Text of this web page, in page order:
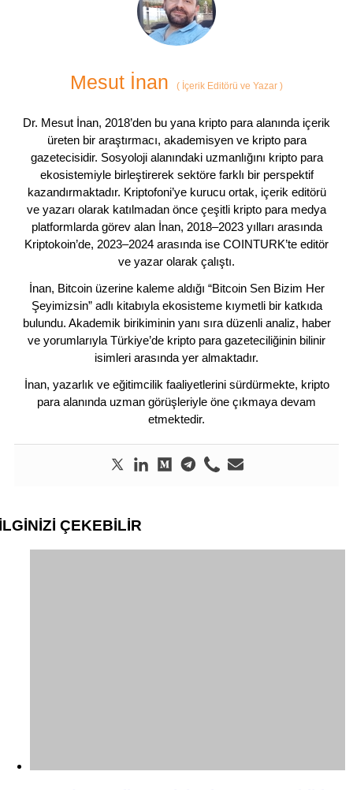
Mesut İnan ( İçerik Editörü ve Yazar )
Dr. Mesut İnan, 2018’den bu yana kripto para alanında içerik
üreten bir araştırmacı, akademisyen ve kripto para
gazetecisidir. Sosyoloji alanındaki uzmanlığını kripto para
ekosistemiyle birleştirerek sektöre farklı bir perspektif
kazandırmaktadır. Kriptofoni’ye kurucu ortak, içerik editörü
ve yazarı olarak katılmadan önce çeşitli kripto para medya
platformlarda görev alan İnan, 2018–2023 yılları arasında
Kriptokoin’de, 2023–2024 arasında ise COINTURK’te editör
ve yazar olarak çalıştı.
İnan, Bitcoin üzerine kaleme aldığı “Bitcoin Sen Bizim Her
Şeyimizsin” adlı kitabıyla ekosisteme kıymetli bir katkıda
bulundu. Akademik birikiminin yanı sıra düzenli analiz, haber
ve yorumlarıyla Türkiye’de kripto para gazeteciliğinin bilinir
isimleri arasında yer almaktadır.
İnan, yazarlık ve eğitimcilik faaliyetlerini sürdürmekte, kripto
para alanında uzman görüşleriyle öne çıkmaya devam
etmektedir.
ÇEKEBİLİR